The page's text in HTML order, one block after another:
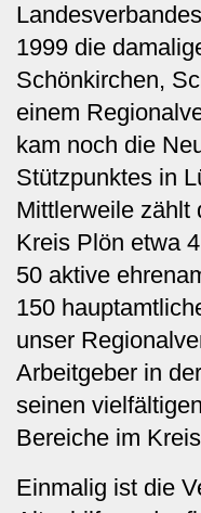
1999 die
Schönkirchen,
einem
kam noch die
Stützpunktes in
Mittlerweile zählt
Kreis Plön etwa
50 aktive
150
unser
Arbeitgeber in
seinen
Bereiche im
Einmalig ist die